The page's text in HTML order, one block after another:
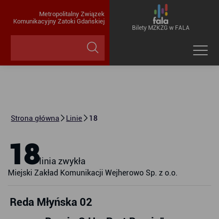
Metropolitalny Związek
Komunikacyjny Zatoki Gdańskiej
Bilety MZKZG w FALA
Strona główna Linie 18
18linia zwykła
Miejski Zakład Komunikacji Wejherowo Sp. z o.o.
Reda Młyńska 02